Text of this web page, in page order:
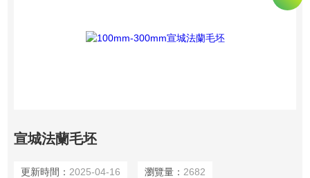
宣城法蘭毛坯
更新時間： 2025-04-16 瀏覽量： 2682